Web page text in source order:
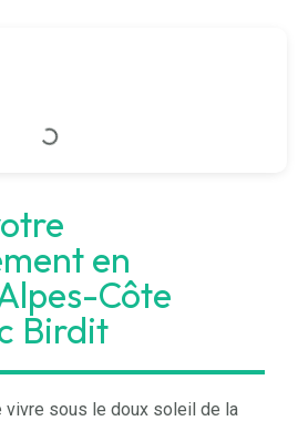
en
Côte
Birdit
vivre sous le doux soleil de la